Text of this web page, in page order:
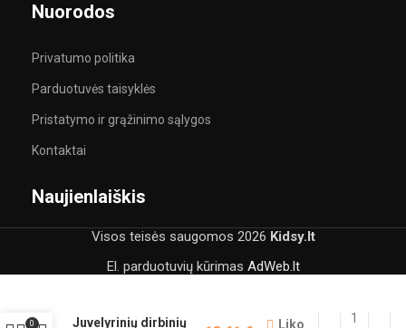
Nuorodos
Privatumo politika
Parduotuvės taisyklės
Pristatymo ir grąžinimo sąlygos
Kontaktai
Naujienlaiškis
Visos teisės saugomos 2026 Kidsy.lt
El. parduotuvių kūrimas AdWeb.lt
Juvelyrinių dirbinių Liko
0